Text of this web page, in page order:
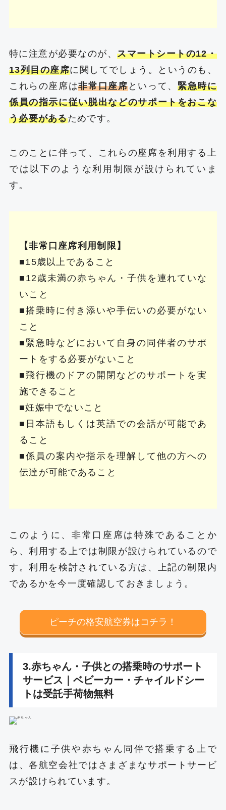
特に注意が必要なのが、スマートシートの12・
13列目の座席に関してでしょう。というのも、
これらの座席は非常口座席といって、 緊急時に
係員の指示に従い脱出などのサポートをおこな
う必要があるためです。
このことに伴って、これらの座席を利用する上
では以下のような利用制限が設けられていま
す。
【非常口座席利用制限】
■15歳以上であること
■12歳未満の赤ちゃん・子供を連れていな
いこと
■搭乗時に付き添いや手伝いの必要がない
こと
■緊急時などにおいて自身の同伴者のサポ
ートをする必要がないこと
■飛行機のドアの開閉などのサポートを実
施できること
■妊娠中でないこと
■日本語もしくは英語での会話が可能であ
ること
■係員の案内や指示を理解して他の方への
伝達が可能であること
このように、非常口座席は特殊であることか
ら、利用する上では制限が設けられているので
す。利用を検討されている方は、上記の制限内
であるかを今一度確認しておきましょう。
ピーチの格安航空券はコチラ！
3.赤ちゃん・子供との搭乗時のサポート
サービス｜ベビーカー・チャイルドシー
トは受託手荷物無料
飛行機に子供や赤ちゃん同伴で搭乗する上で
は、各航空会社ではさまざまなサポートサービ
スが設けられています。